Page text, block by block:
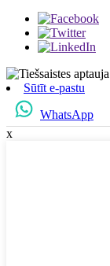
Sūtīt e-pastu
WhatsApp
x